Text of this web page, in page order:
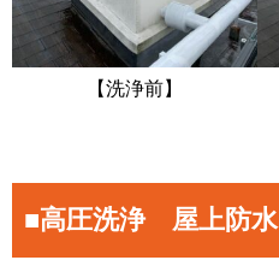
【洗浄前】
■高圧洗浄 屋上防水